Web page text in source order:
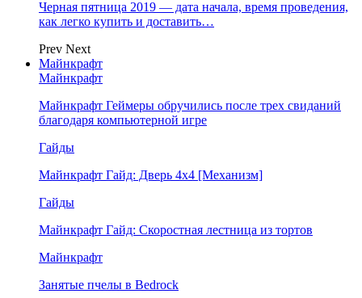
Черная пятница 2019 — дата начала, время проведения,
как легко купить и доставить…
Prev Next
Майнкрафт
Майнкрафт
Майнкрафт Геймеры обручились после трех свиданий
благодаря компьютерной игре
Гайды
Майнкрафт Гайд: Дверь 4х4 [Механизм]
Гайды
Майнкрафт Гайд: Скоростная лестница из тортов
Майнкрафт
Занятые пчелы в Bedrock